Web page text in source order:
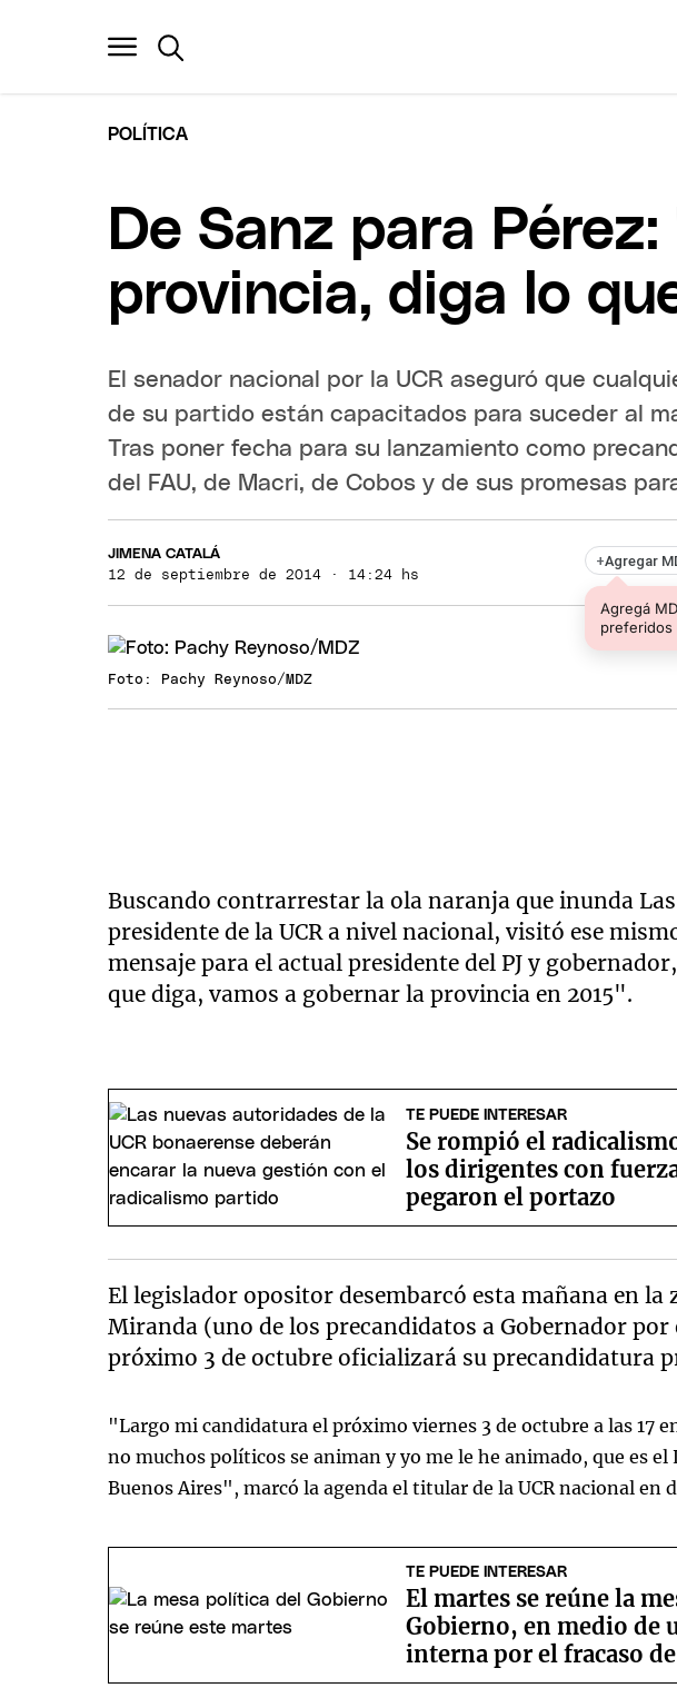
POLÍTICA
De Sanz para
provincia, diga lo
El senador nacional por la UCR aseguró que
de su partido están capacitados para suceder al
Tras poner fecha para su lanzamiento como
del FAU, de Macri, de Cobos y de sus promesas
JIMENA CATALÁ
12 de septiembre de 2014 · 14:24 hs
+Agregar
Agregá
preferidos
Foto: Pachy Reynoso/MDZ
Buscando contrarrestar la ola naranja que inunda
presidente de la UCR a nivel nacional, visitó ese
mensaje para el actual presidente del PJ y
que diga, vamos a gobernar la provincia en 2015".
TE PUEDE INTERESAR
Se rompió el
los dirigentes con
pegaron el portazo
El legislador opositor desembarcó esta mañana en la
Miranda (uno de los precandidatos a Gobernador por
próximo 3 de octubre oficializará su precandidatura
"Largo mi candidatura el próximo viernes 3 de octubre a las 17
no muchos políticos se animan y yo me le he animado, que es el
Buenos Aires", marcó la agenda el titular de la UCR nacional en
TE PUEDE INTERESAR
El martes se reúne la
Gobierno, en medio de
interna por el fracaso
Senado